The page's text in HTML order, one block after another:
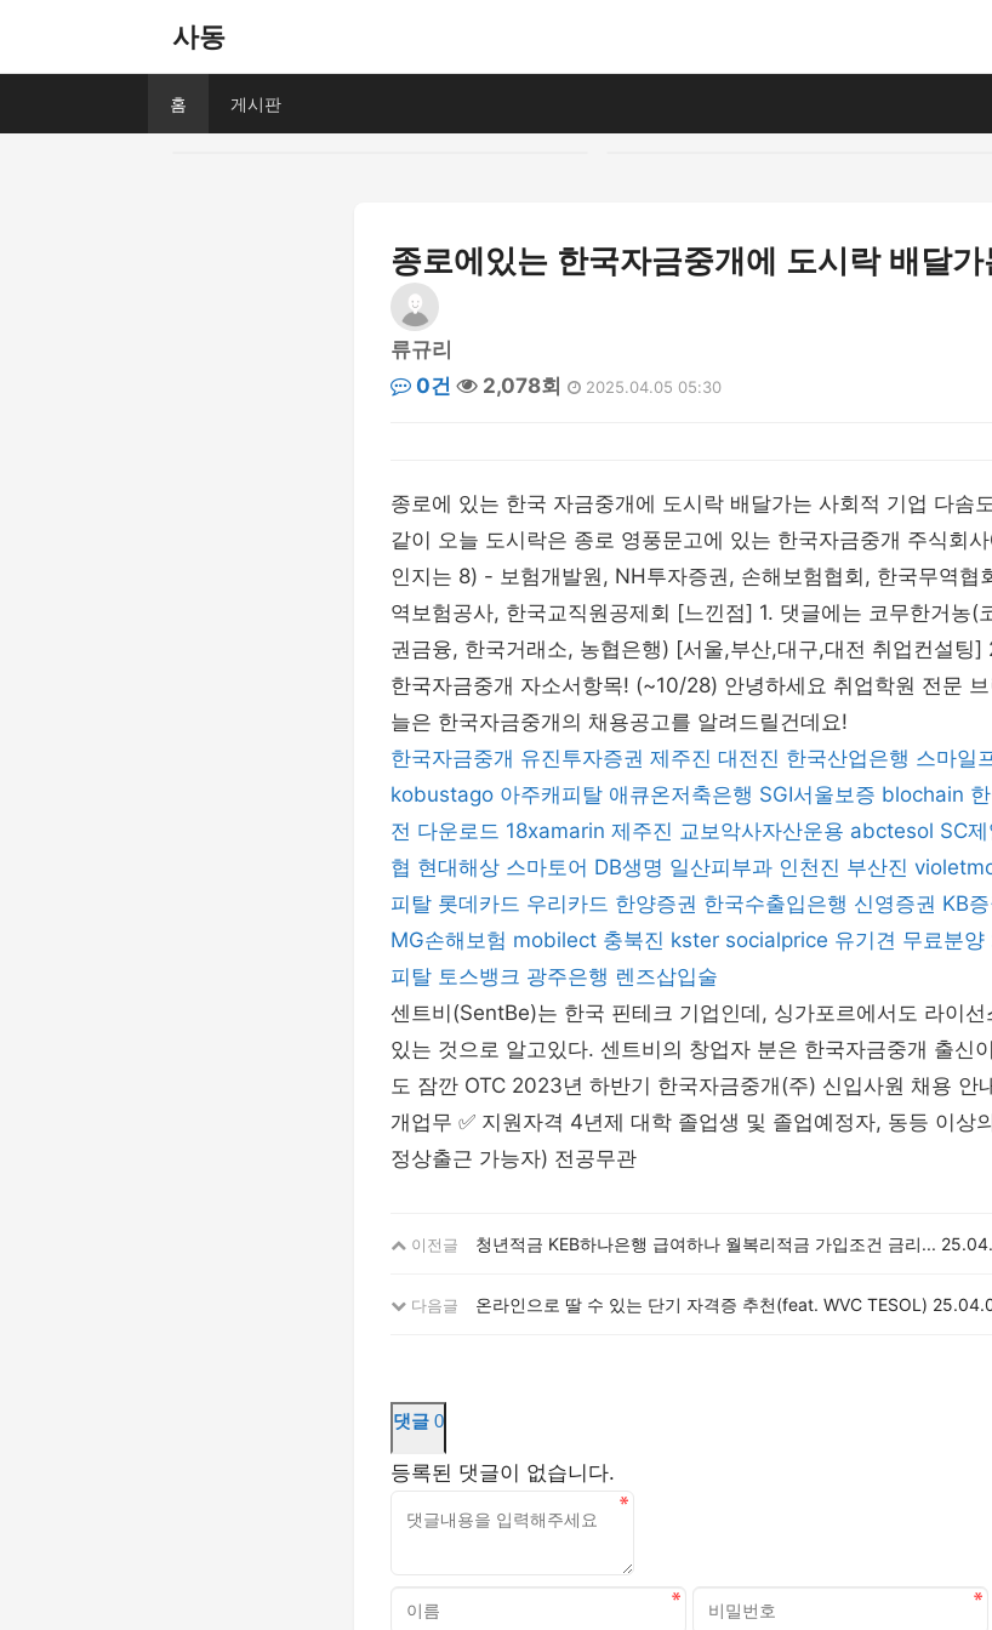
사동
홈 게시판
종로에있는 한국자금중개에 도시락 배달
류규리
0건
2,078회 2025.04.05 05:30
종로에 있는 한국 자금중개에 도시락 배달가는 사회적 기업 다솜
같이 오늘 도시락은 종로 영풍문고에 있는 한국자금중개 주식회
인지는 8) - 보험개발원, NH투자증권, 손해보험협회, 한국무역협
역보험공사, 한국교직원공제회 [느낀점] 1. 댓글에는 코무한거농(
권금융, 한국거래소, 농협은행) [서울,부산,대구,대전 취업컨설팅
한국자금중개 자소서항목! (~10/28) 안녕하세요 취업학원 전문
늘은 한국자금중개의 채용공고를 알려드릴건데요!
한국자금중개 유진투자증권 제주진 대전진 한국산업은행 스마일
kobustago 아주캐피탈 애큐온저축은행 SGI서울보증 blochain
전 다운로드 18xamarin 제주진 교보악사자산운용 abctesol SC
협 현대해상 스마토어 DB생명 일산피부과 인천진 부산진
피탈 롯데카드 우리카드 한양증권 한국수출입은행 신영증권 KB
MG손해보험 mobilect 충북진 kster socialprice 유기견 무료분양
피탈 토스뱅크 광주은행 렌즈삽입술
센트비(SentBe)는 한국 핀테크 기업인데, 싱가포르에서도 라이
있는 것으로 알고있다. 센트비의 창업자 분은 한국자금중개 출신
도 잠깐 OTC 2023년 하반기 한국자금중개(주) 신입사원 채용 안
개업무 ✅ 지원자격 4년제 대학 졸업생 및 졸업예정자, 동등 이상
정상출근 가능자) 전공무관
이전글 청년적금 KEB하나은행 급여하나 월복리적금 가입조건 금리...
다음글 온라인으로 딸 수 있는 단기 자격증 추천(feat. WVC TESOL)
댓글 0
등록된 댓글이 없습니다.